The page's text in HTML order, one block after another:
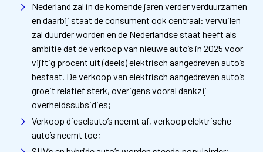
Nederland zal in de komende jaren verder verduurzamen
en daarbij staat de consument ook centraal: vervuilen
zal duurder worden en de Nederlandse staat heeft als
ambitie dat de verkoop van nieuwe auto’s in 2025 voor
vijftig procent uit (deels) elektrisch aangedreven auto’s
bestaat. De verkoop van elektrisch aangedreven auto’s
groeit relatief sterk, overigens vooral dankzij
overheidssubsidies;
Verkoop dieselauto’s neemt af, verkoop elektrische
auto’s neemt toe;